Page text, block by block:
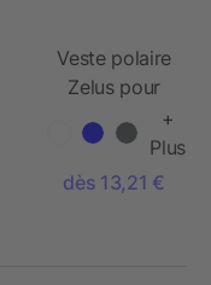
Veste polaire
Zelus pour
+
Plus
dès 13,21 €